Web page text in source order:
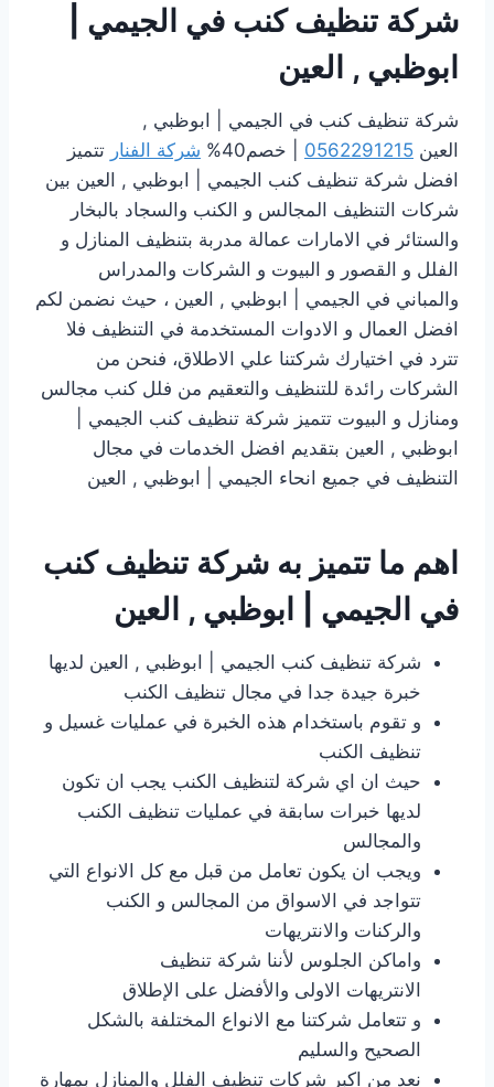
شركة تنظيف كنب في الجيمي |
ابوظبي , العين
شركة تنظيف كنب في الجيمي | ابوظبي ,
العين 0562291215 | خصم40% شركة الفنار تتميز
افضل شركة تنظيف كنب الجيمي | ابوظبي , العين بين
شركات التنظيف المجالس و الكنب والسجاد بالبخار
والستائر في الامارات عمالة مدربة بتنظيف المنازل و
الفلل و القصور و البيوت و الشركات والمدراس
والمباني في الجيمي | ابوظبي , العين ، حيث نضمن لكم
افضل العمال و الادوات المستخدمة في التنظيف فلا
تترد في اختيارك شركتنا علي الاطلاق، فنحن من
الشركات رائدة للتنظيف والتعقيم من فلل كنب مجالس
ومنازل و البيوت تتميز شركة تنظيف كنب الجيمي |
ابوظبي , العين بتقديم افضل الخدمات في مجال
التنظيف في جميع انحاء الجيمي | ابوظبي , العين
اهم ما تتميز به شركة تنظيف كنب
في الجيمي | ابوظبي , العين
شركة تنظيف كنب الجيمي | ابوظبي , العين لديها
خبرة جيدة جدا في مجال تنظيف الكنب
و تقوم باستخدام هذه الخبرة في عمليات غسيل و
تنظيف الكنب
حيث ان اي شركة لتنظيف الكنب يجب ان تكون
لديها خبرات سابقة في عمليات تنظيف الكنب
والمجالس
ويجب ان يكون تعامل من قبل مع كل الانواع التي
تتواجد في الاسواق من المجالس و الكنب
والركنات والانتريهات
واماكن الجلوس لأننا شركة تنظيف
الانتريهات الاولى والأفضل على الإطلاق
و تتعامل شركتنا مع الانواع المختلفة بالشكل
الصحيح والسليم
نعد من اكبر شركات تنظيف الفلل والمنازل بمهارة